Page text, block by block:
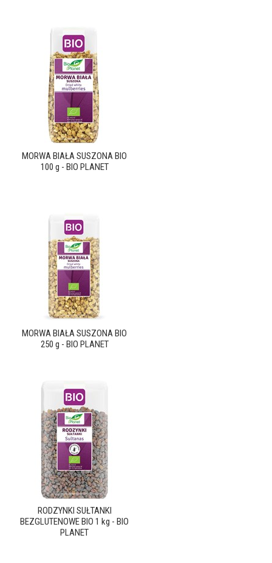
MORWA BIAŁA SUSZONA BIO
100 g - BIO PLANET
MORWA BIAŁA SUSZONA BIO
250 g - BIO PLANET
RODZYNKI SUŁTANKI
BEZGLUTENOWE BIO 1 kg - BIO
PLANET